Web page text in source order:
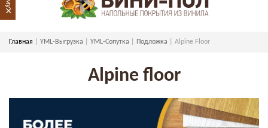
Главная YML-Выгрузка YML-Сопутка Подложка Alpine Floor
Alpine floor
×